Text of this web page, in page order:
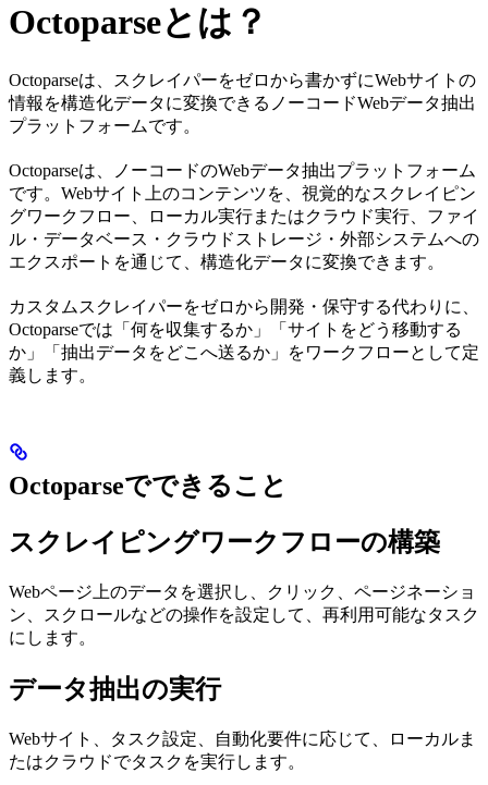
Octoparseとは？
Octoparseは、スクレイパーをゼロから書かずにWebサイトの
情報を構造化データに変換できるノーコードWebデータ抽出
プラットフォームです。
Octoparseは、ノーコードのWebデータ抽出プラットフォーム
です。Webサイト上のコンテンツを、視覚的なスクレイピン
グワークフロー、ローカル実行またはクラウド実行、ファイ
ル・データベース・クラウドストレージ・外部システムへの
エクスポートを通じて、構造化データに変換できます。
カスタムスクレイパーをゼロから開発・保守する代わりに、
Octoparseでは「何を収集するか」「サイトをどう移動する
か」「抽出データをどこへ送るか」をワークフローとして定
義します。
Octoparseでできること
スクレイピングワークフローの構築
Webページ上のデータを選択し、クリック、ページネーショ
ン、スクロールなどの操作を設定して、再利用可能なタスク
にします。
データ抽出の実行
Webサイト、タスク設定、自動化要件に応じて、ローカルま
たはクラウドでタスクを実行します。